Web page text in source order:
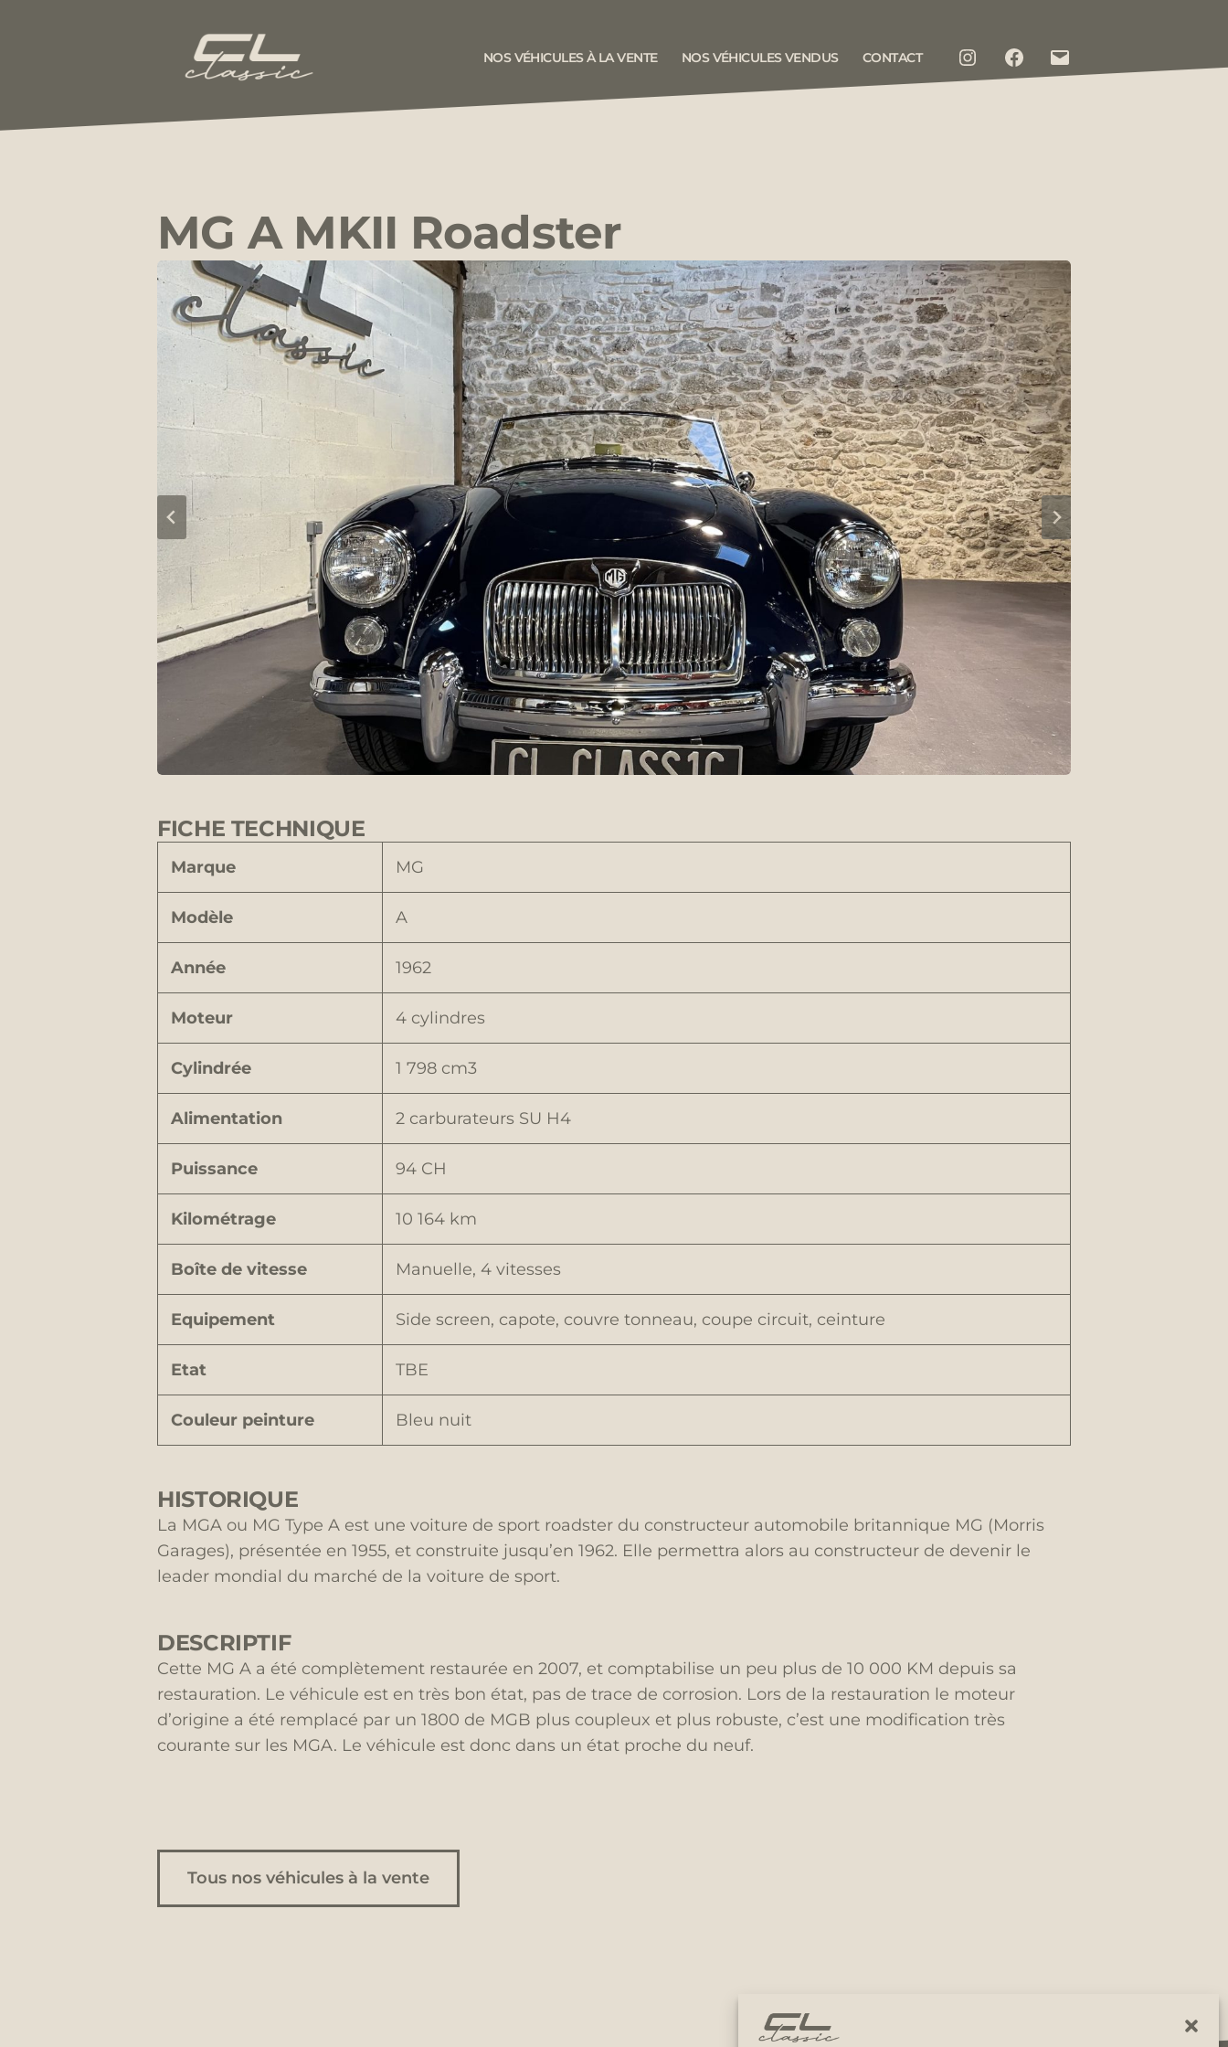
Classic
NOS VÉHICULES À LA VENTE NOS VÉHICULES VENDUS
CONTACT
INSTAGRAMFACEBOOKCONTACT
MG A MKII Roadster
FICHE TECHNIQUE
Marque MG
Modèle A
Année 1962
Moteur 4 cylindres
Cylindrée 1 798 cm3
Alimentation 2 carburateurs SU H4
Puissance 94 CH
Kilométrage 10 164 km
Boîte de vitesse Manuelle, 4 vitesses
Equipement Side screen, capote, couvre tonneau, coupe circuit, ceinture
Etat TBE
Couleur peinture Bleu nuit
HISTORIQUE
La MGA ou MG Type A est une voiture de sport roadster du constructeur automobile britannique MG (Morris
Garages), présentée en 1955, et construite jusqu’en 1962. Elle permettra alors au constructeur de devenir le
leader mondial du marché de la voiture de sport.
DESCRIPTIF
Cette MG A a été complètement restaurée en 2007, et comptabilise un peu plus de 10 000 KM depuis sa
restauration. Le véhicule est en très bon état, pas de trace de corrosion. Lors de la restauration le moteur
d’origine a été remplacé par un 1800 de MGB plus coupleux et plus robuste, c’est une modification très
courante sur les MGA. Le véhicule est donc dans un état proche du neuf.
Tous nos véhicules à la vente